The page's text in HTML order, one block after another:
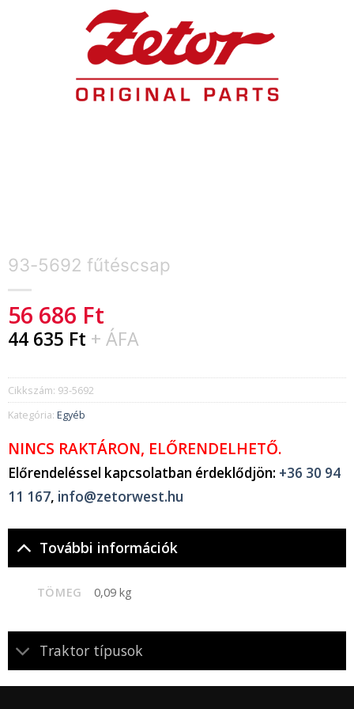
93-5692 fűtéscsap
56 686 Ft
44 635 Ft + ÁFA
Cikkszám: 93-5692
Kategória: Egyéb
NINCS RAKTÁRON, ELŐRENDELHETŐ.
Előrendeléssel kapcsolatban érdeklődjön: +36 30 94
11 167, info@zetorwest.hu
További információk
TÖMEG 0,09 kg
Traktor típusok